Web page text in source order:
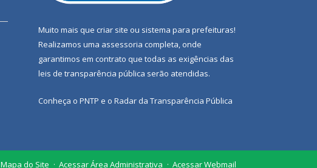
Muito mais que criar site ou sistema para prefeituras!
Realizamos uma assessoria completa, onde
garantimos em contrato que todas as exigências das
leis de transparência pública serão atendidas.
Conheça o PNTP e o Radar da Transparência Pública
Mapa do Site Acessar Área Administrativa Acessar Webmail